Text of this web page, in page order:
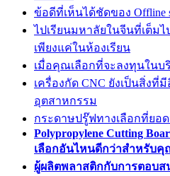
ข้อดีที่เห็นได้ชัดของ Offline
ไปเรียนมหาลัยในจีนที่เต็ม
เพียงแค่ในห้องเรียน
เมื่อคุณเลือกที่จะลงทุนในบ
เครื่องกัด CNC ยังเป็นสิ่ง
อุตสาหกรรม
กระดาษปรู๊ฟทางเลือกที่ยอ
Polypropylene Cutting
เลือกอันไหนดีกว่าสำหรับคุ
ผู้ผลิตพลาสติกกับการตอบ